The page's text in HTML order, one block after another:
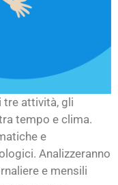
tre attività, gli
tempo e clima.
e
Analizzeranno
e mensili